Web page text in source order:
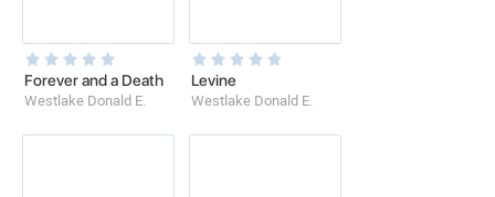
Forever and a Death
Westlake Donald E.
Levine
Westlake Donald E.